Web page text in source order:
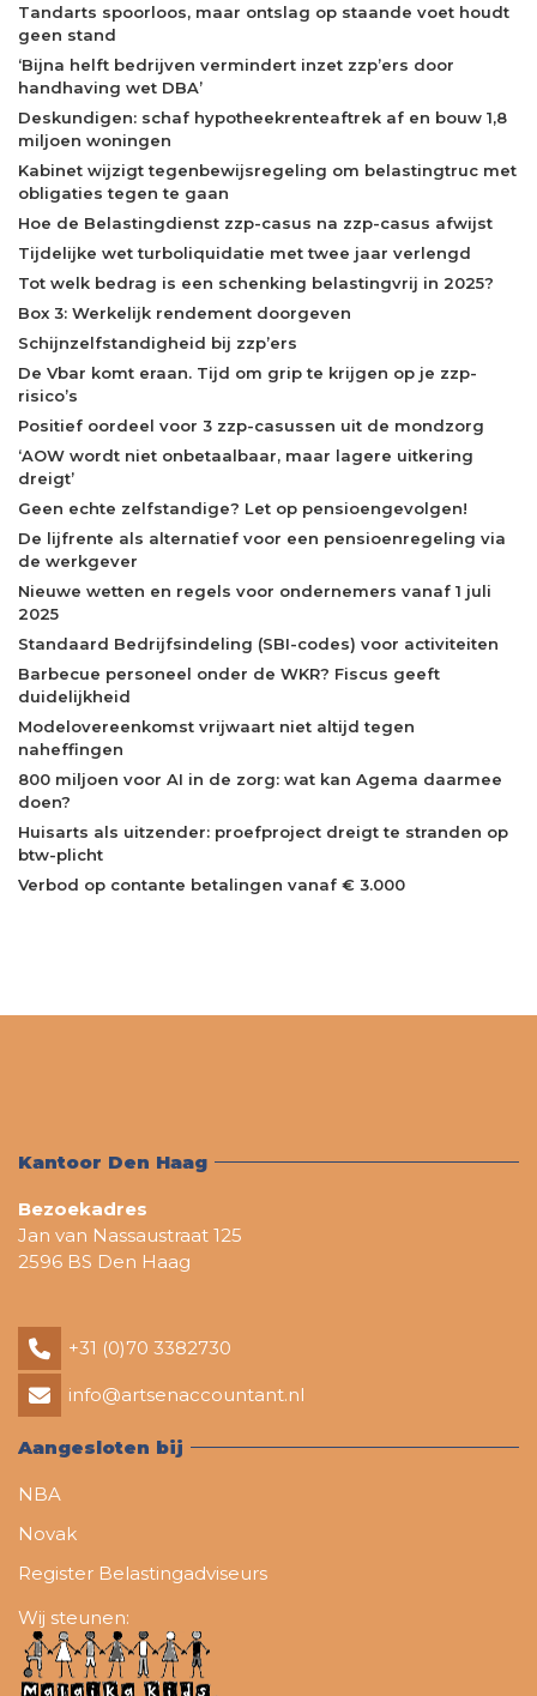
Tandarts spoorloos, maar ontslag op staande voet houdt
geen stand
‘Bijna helft bedrijven vermindert inzet zzp’ers door
handhaving wet DBA’
Deskundigen: schaf hypotheekrenteaftrek af en bouw 1,8
miljoen woningen
Kabinet wijzigt tegenbewijsregeling om belastingtruc met
obligaties tegen te gaan
Hoe de Belastingdienst zzp-casus na zzp-casus afwijst
Tijdelijke wet turboliquidatie met twee jaar verlengd
Tot welk bedrag is een schenking belastingvrij in 2025?
Box 3: Werkelijk rendement doorgeven
Schijnzelfstandigheid bij zzp’ers
De Vbar komt eraan. Tijd om grip te krijgen op je zzp-
risico’s
Positief oordeel voor 3 zzp-casussen uit de mondzorg
‘AOW wordt niet onbetaalbaar, maar lagere uitkering
dreigt’
Geen echte zelfstandige? Let op pensioengevolgen!
De lijfrente als alternatief voor een pensioenregeling via
de werkgever
Nieuwe wetten en regels voor ondernemers vanaf 1 juli
2025
Standaard Bedrijfsindeling (SBI-codes) voor activiteiten
Barbecue personeel onder de WKR? Fiscus geeft
duidelijkheid
Modelovereenkomst vrijwaart niet altijd tegen
naheffingen
800 miljoen voor AI in de zorg: wat kan Agema daarmee
doen?
Huisarts als uitzender: proefproject dreigt te stranden op
btw-plicht
Verbod op contante betalingen vanaf € 3.000
Kantoor Den Haag
Bezoekadres
Jan van Nassaustraat 125
2596 BS Den Haag
+31 (0)70 3382730
info@artsenaccountant.nl
Aangesloten bij
NBA
Novak
Register Belastingadviseurs
Wij steunen: